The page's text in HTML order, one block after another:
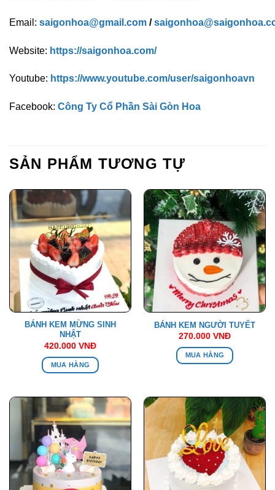
Email: saigonhoa@gmail.com /
Website: https://saigonhoa.com/
Youtube: https://www.youtube.com/user/saigonhoavn
Facebook: Công Ty Cổ Phần Sài Gòn Hoa
SẢN PHẨM TƯƠNG TỰ
BÁNH KEM MỪNG SINH
NHẬT
420.000 VNĐ
MUA HÀNG
BÁNH KEM NGƯỜI TUYẾT
270.000 VNĐ
MUA HÀNG